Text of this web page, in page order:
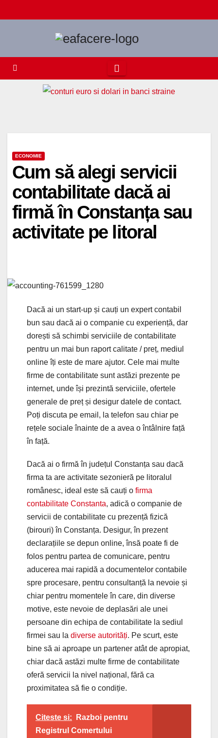
to
ECONOMIE
Cum să alegi servicii
contabilitate dacă ai
firmă în Constanța sau
activitate pe litoral
Dacă ai un start-up și cauți un expert contabil
bun sau dacă ai o companie cu experiență, dar
dorești să schimbi serviciile de contabilitate
pentru un mai bun raport calitate / preț, mediul
online îți este de mare ajutor. Cele mai multe
firme de contabilitate sunt astăzi prezente pe
internet, unde își prezintă serviciile, ofertele
generale de preț și desigur datele de contact.
Poți discuta pe email, la telefon sau chiar pe
rețele sociale înainte de a avea o întâlnire față
în față.
Dacă ai o firmă în județul Constanța sau dacă
firma ta are activitate sezonieră pe litoralul
românesc, ideal este să cauți o firma
contabilitate Constanta, adică o companie de
servicii de contabilitate cu prezență fizică
(birouri) în Constanța. Desigur, în prezent
declarațiile se depun online, însă poate fi de
folos pentru partea de comunicare, pentru
aducerea mai rapidă a documentelor contabile
spre procesare, pentru consultanță la nevoie și
chiar pentru momentele în care, din diverse
motive, este nevoie de deplasări ale unei
persoane din echipa de contabilitate la sediul
firmei sau la diverse autorități. Pe scurt, este
bine să ai aproape un partener atât de apropiat,
chiar dacă astăzi multe firme de contabilitate
oferă servicii la nivel național, fără ca
proximitatea să fie o condiție.
Citeste si:
Razboi pentru
Registrul Comertului